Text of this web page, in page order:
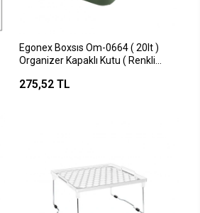
Egonex Boxsıs Om-0664 ( 20lt )
Organizer Kapaklı Kutu ( Renkli
25cm )*12=k
275,52 TL